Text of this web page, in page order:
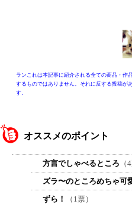
ランこれは本記事に紹介される全ての商品・作
するものではありません。それに反する投稿が
す。
オススメのポイント
方言でしゃべるところ （
ズラ〜のところめちゃ可
ずら！
（1票）